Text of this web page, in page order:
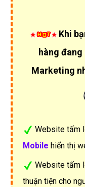
Khi
hàng
Marketing
Website tấm
Mobile hiển thị
Website tấm
thuận tiện cho